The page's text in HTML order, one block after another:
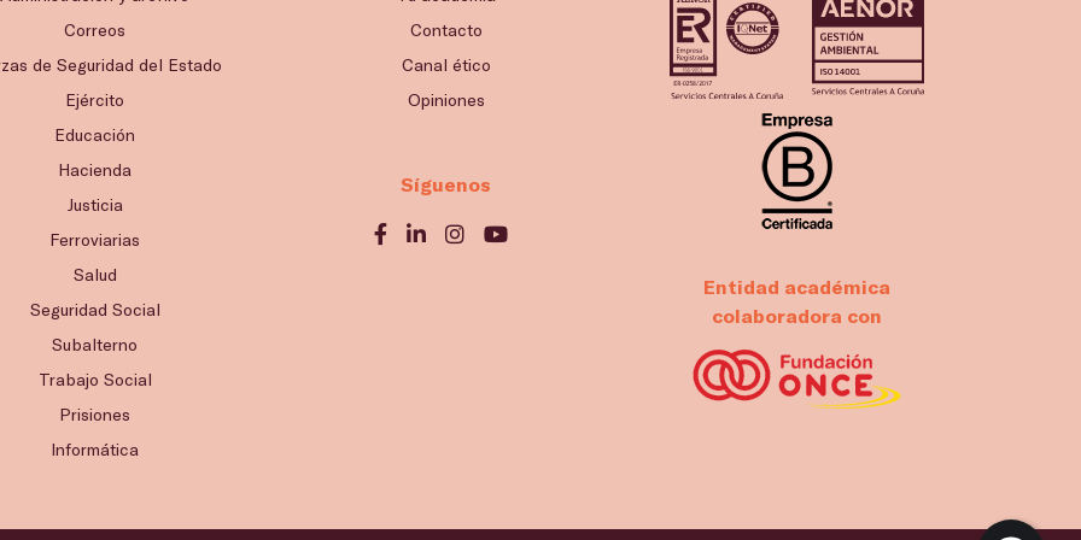
Correos
de Seguridad del Estado
Ejército
Educación
Hacienda
Justicia
Ferroviarias
Salud
Seguridad Social
Subalterno
Trabajo Social
Prisiones
Informática
Contacto
Canal ético
Opiniones
Síguenos
Entidad académica
colaboradora con